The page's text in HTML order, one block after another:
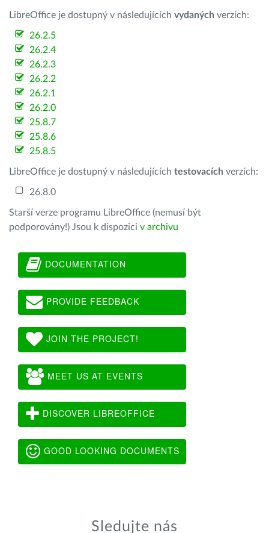
LibreOffice je dostupný v následujících vydaných verzích:
26.2.5
26.2.4
26.2.3
26.2.2
26.2.1
26.2.0
25.8.7
25.8.6
25.8.5
LibreOffice je dostupný v následujících testovacích verzích:
26.8.0
Starší verze programu LibreOffice (nemusí být
podporovány!) Jsou k dispozici v archivu
DOCUMENTATION
PROVIDE FEEDBACK
JOIN THE PROJECT!
MEET US AT EVENTS
DISCOVER LIBREOFFICE
GOOD LOOKING DOCUMENTS
Sledujte nás